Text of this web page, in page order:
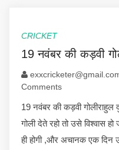
CRICKET
19 नवंबर की कड़वी
Comments
19 नवंबर की कड़वी गोलीराहुल
गोली देते रहो तो उसे विश्वास
ही होगी ,और अचानक एक